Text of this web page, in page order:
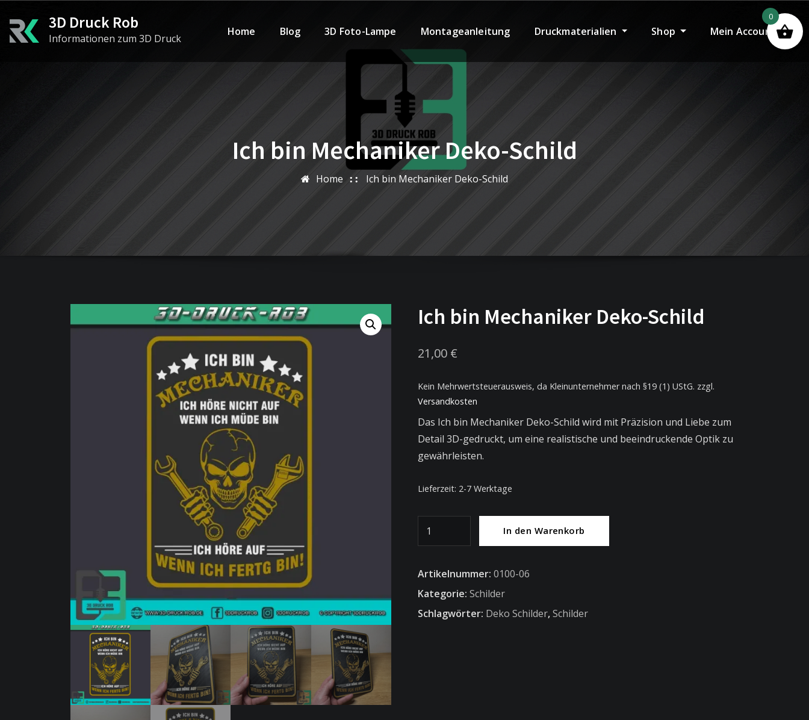
content
3D Druck Rob
Informationen zum 3D Druck
Home Blog 3D Foto-Lampe Montageanleitung Druckmaterialien Shop Mein Account
Ich bin Mechaniker Deko-Schild
Home Ich bin Mechaniker Deko-Schild
Ich bin Mechaniker Deko-Schild
21,00 €
Kein Mehrwertsteuerausweis, da Kleinunternehmer nach §19 (1) UStG. zzgl.
Versandkosten
Das Ich bin Mechaniker Deko-Schild wird mit Präzision und Liebe zum
Detail 3D-gedruckt, um eine realistische und beeindruckende Optik zu
gewährleisten.
Lieferzeit: 2-7 Werktage
Deko-
Schild
Menge
In den Warenkorb
Artikelnummer:0100-06
Kategorie:Schilder
Schlagwörter: Deko Schilder,Schilder
0